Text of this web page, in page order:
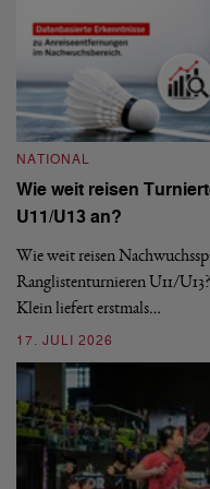
NATIONAL
Wie weit reisen
U11/U13 an?
Wie weit reisen
Ranglistenturnieren U11/
Klein liefert erstmals…
17. JULI 2026